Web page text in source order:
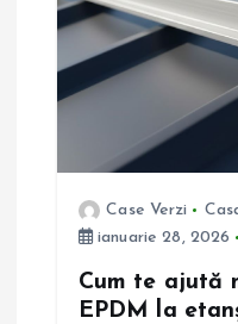
n
a
r
Case Verzi
ianuarie 28, 2026
Cum te ajută
EPDM la